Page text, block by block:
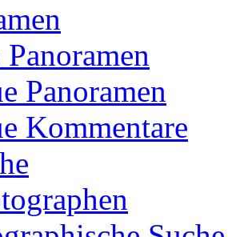
Panoramen
Kommentare